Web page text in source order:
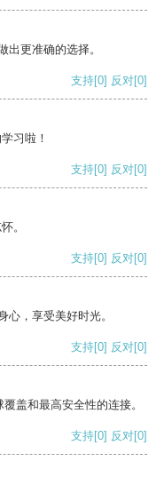
出更准确的选择。
支持[0] 反对[0]
习啦！
支持[0] 反对[0]
。
支持[0] 反对[0]
心，享受美好时光。
支持[0] 反对[0]
盖和最高安全性的连接。
支持[0] 反对[0]